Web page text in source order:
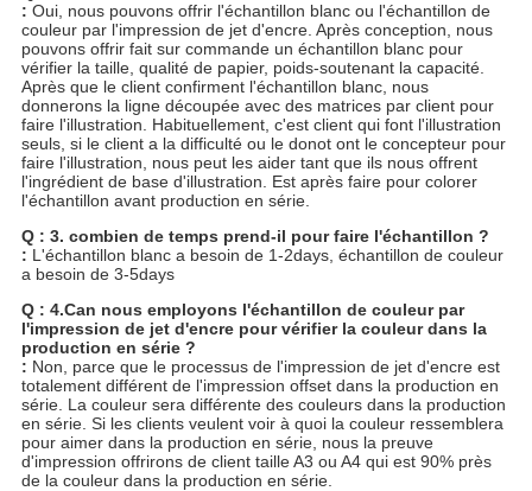
: Oui, nous pouvons offrir l'échantillon blanc ou l'échantillon de
couleur par l'impression de jet d'encre. Après conception, nous
pouvons offrir fait sur commande un échantillon blanc pour
vérifier la taille, qualité de papier, poids-soutenant la capacité.
Après que le client confirment l'échantillon blanc, nous
donnerons la ligne découpée avec des matrices par client pour
faire l'illustration. Habituellement, c'est client qui font l'illustration
seuls, si le client a la difficulté ou le donot ont le concepteur pour
faire l'illustration, nous peut les aider tant que ils nous offrent
l'ingrédient de base d'illustration. Est après faire pour colorer
l'échantillon avant production en série.
Q : 3. combien de temps prend-il pour faire l'échantillon ?
: L'échantillon blanc a besoin de 1-2days, échantillon de couleur
a besoin de 3-5days
Q : 4.Can nous employons l'échantillon de couleur par
l'impression de jet d'encre pour vérifier la couleur dans la
production en série ?
: Non, parce que le processus de l'impression de jet d'encre est
totalement différent de l'impression offset dans la production en
série. La couleur sera différente des couleurs dans la production
en série. Si les clients veulent voir à quoi la couleur ressemblera
pour aimer dans la production en série, nous la preuve
d'impression offrirons de client taille A3 ou A4 qui est 90% près
de la couleur dans la production en série.